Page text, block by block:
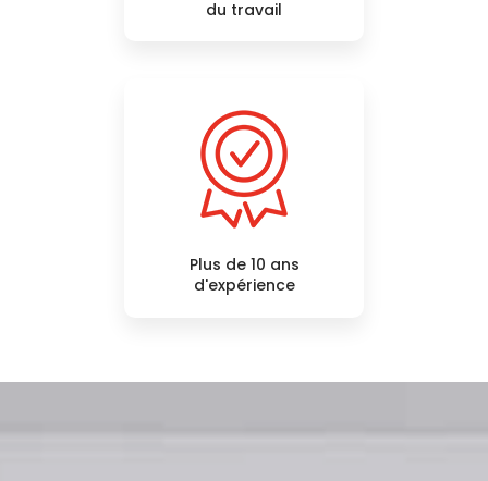
du travail
Plus de 10 ans
d'expérience